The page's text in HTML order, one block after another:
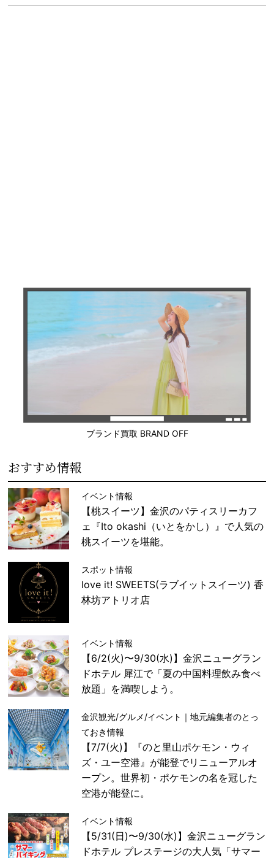
ブランド買取 BRAND OFF
おすすめ情報
イベント情報
【桃スイーツ】金沢のパティスリーカフ
ェ『Ito okashi（いとをかし）』で人気の
桃スイーツを堪能。
スポット情報
love it! SWEETS(ラブイットスイーツ) 香
林坊アトリオ店
イベント情報
【6/2(火)〜9/30(水)】金沢ニューグラン
ドホテル 犀江で「夏の中国料理飲み食べ
放題」を満喫しよう。
金沢観光/グルメ/イベント｜地元編集者のとっ
ておき情報
【7/7(火)】『のと里山ポケモン・ウィ
ズ・ユー空港』が能登でリニューアルオ
ープン。世界初・ポケモンの名を冠した
空港が能登に。
イベント情報
【5/31(日)〜9/30(水)】金沢ニューグラン
ドホテル プレステージの大人気「サマー